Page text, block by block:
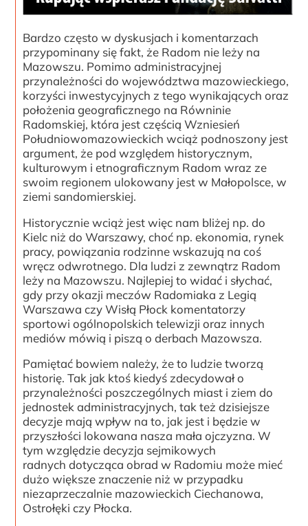
Bardzo często w dyskusjach i komentarzach
przypominany się fakt, że Radom nie leży na
Mazowszu. Pomimo administracyjnej
przynależności do województwa mazowieckiego,
korzyści inwestycyjnych z tego wynikających oraz
położenia geograficznego na Równinie
Radomskiej, która jest częścią Wzniesień
Południowomazowieckich wciąż podnoszony jest
argument, że pod względem historycznym,
kulturowym i etnograficznym Radom wraz ze
swoim regionem ulokowany jest w Małopolsce, w
ziemi sandomierskiej.
Historycznie wciąż jest więc nam bliżej np. do
Kielc niż do Warszawy, choć np. ekonomia, rynek
pracy, powiązania rodzinne wskazują na coś
wręcz odwrotnego. Dla ludzi z zewnątrz Radom
leży na Mazowszu. Najlepiej to widać i słychać,
gdy przy okazji meczów Radomiaka z Legią
Warszawa czy Wisłą Płock komentatorzy
sportowi ogólnopolskich telewizji oraz innych
mediów mówią i piszą o derbach Mazowsza.
Pamiętać bowiem należy, że to ludzie tworzą
historię. Tak jak ktoś kiedyś zdecydował o
przynależności poszczególnych miast i ziem do
jednostek administracyjnych, tak też dzisiejsze
decyzje mają wpływ na to, jak jest i będzie w
przyszłości lokowana nasza mała ojczyzna. W
tym względzie decyzja sejmikowych
radnych dotycząca obrad w Radomiu może mieć
dużo większe znaczenie niż w przypadku
niezaprzeczalnie mazowieckich Ciechanowa,
Ostrołęki czy Płocka.